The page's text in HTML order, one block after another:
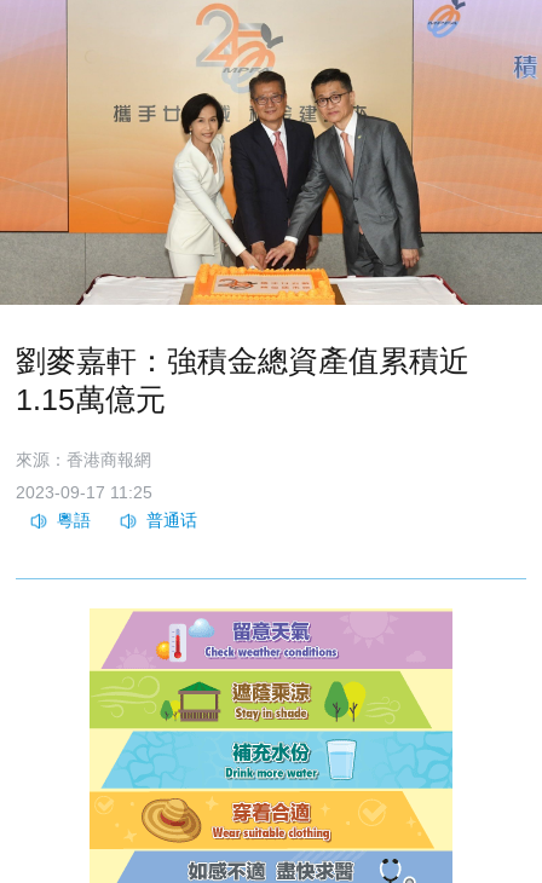
劉麥嘉軒：強積金總資產值累積近
1.15萬億元
來源：香港商報網
2023-09-17 11:25